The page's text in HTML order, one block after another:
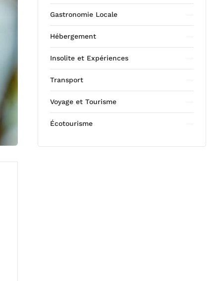
Gastronomie Locale
Hébergement
Insolite et Expériences
Transport
Voyage et Tourisme
Écotourisme